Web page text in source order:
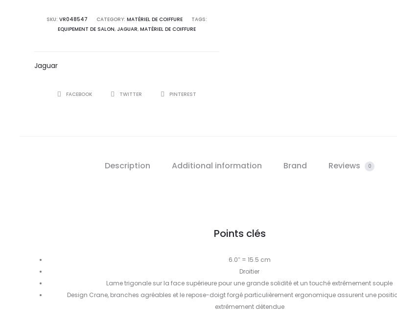
SKU:VR048547 CATEGORY:MATÉRIEL DE COIFFURE
TAGS:
EQUIPEMENT DE SALON, JAGUAR,MATÉRIEL DE COIFFURE
Jaguar
SHAREFACEBOOK TWITTER PINTEREST
Description Additional information Brand Reviews 0
Points clés
6.0″ = 15.5 cm
Droitier
Lame trigonale sur la face supérieure pour une grande solidité et un touché extrêmement souple
Design Crane, branches agréables et le repose-doigt forgé particulièrement ergonomique assurent une
extrêmement détendue